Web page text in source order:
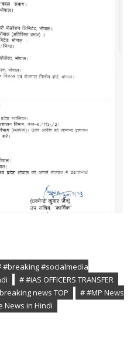
#breaking #socialmedia
# #iAS OFFICERS TRANSFER
news TOP
# #MP News
News in Hindi